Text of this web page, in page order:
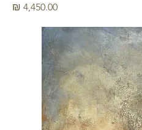
מחיר